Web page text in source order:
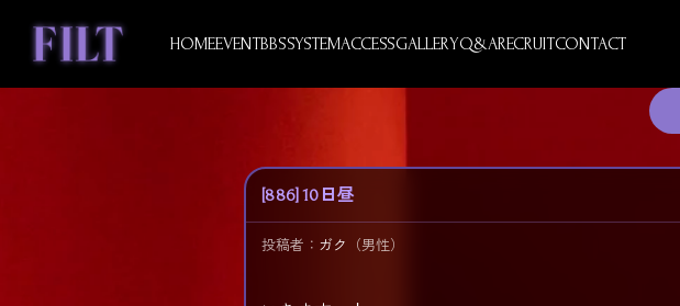
content
HOMEEVENTBBSSYSTEMACCESSGALLERYQ&ARECRUITCONTACT
[886] 10日昼
投稿者： ガク （男性）